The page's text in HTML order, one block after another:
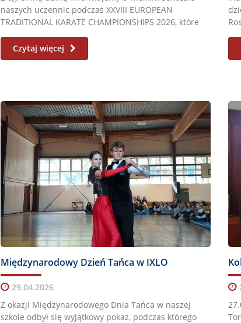
naszych uczennic podczas XXVIII EUROPEAN
TRADITIONAL KARATE CHAMPIONSHIPS 2026, które
odbyły...
Czytaj więcej
Międzynarodowy Dzień Tańca w IXLO
29.04.2026
Z okazji Międzynarodowego Dnia Tańca w naszej
szkole odbył się wyjątkowy pokaz, podczas którego